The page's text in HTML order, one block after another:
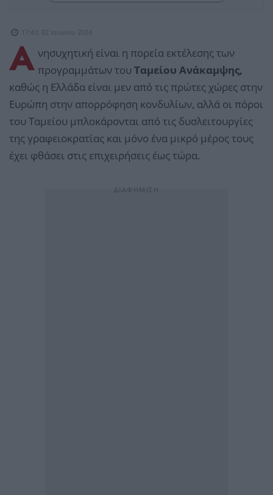
17:43, 02 Ιουνίου 2024
Α νησυχητική είναι η πορεία εκτέλεσης των
προγραμμάτων του Ταμείου Ανάκαμψης,
καθώς η Ελλάδα είναι μεν από τις πρώτες χώρες στην
Ευρώπη στην απορρόφηση κονδυλίων, αλλά οι πόροι
του Ταμείου μπλοκάρονται από τις δυσλειτουργίες
της γραφειοκρατίας και μόνο ένα μικρό μέρος τους
έχει φθάσει στις επιχειρήσεις έως τώρα.